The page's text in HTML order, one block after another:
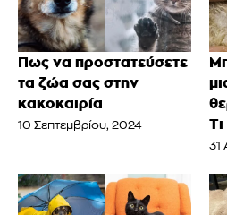
Πως να προστατεύσετε
τα ζώα σας στην
κακοκαιρία
10 Σεπτεμβρίου, 2024
31